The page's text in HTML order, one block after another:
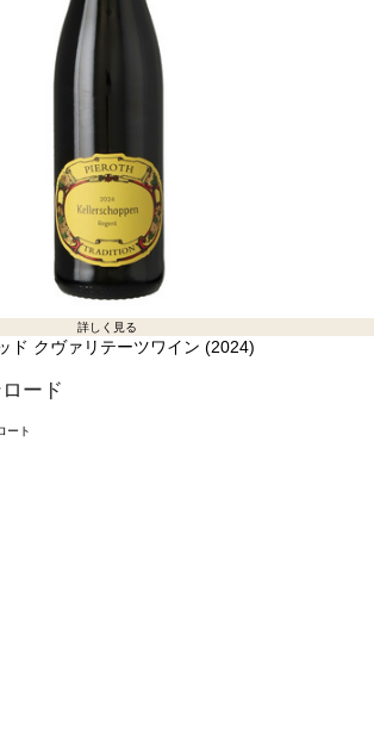
詳しく見る
ド クヴァリテーツワイン (2024)
ード
ート